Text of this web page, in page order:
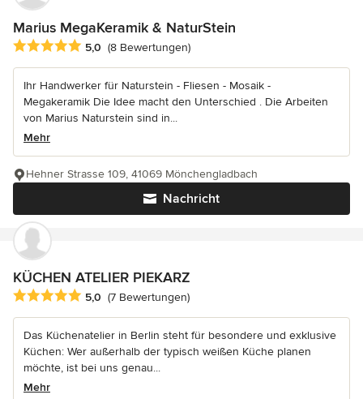
Marius MegaKeramik & NaturStein
Durchschnittliche Bewertung: 5 von 5 Sternen
5,0 (8 Bewertungen)
Ihr Handwerker für Naturstein - Fliesen - Mosaik -
Megakeramik Die Idee macht den Unterschied . Die Arbeiten
von Marius Naturstein sind in...
Mehr
Nachricht
Hehner Strasse 109, 41069 Mönchengladbach
KÜCHEN ATELIER PIEKARZ
Durchschnittliche Bewertung: 5 von 5 Sternen
5,0 (7 Bewertungen)
Das Küchenatelier in Berlin steht für besondere und exklusive
Küchen: Wer außerhalb der typisch weißen Küche planen
möchte, ist bei uns genau...
Mehr